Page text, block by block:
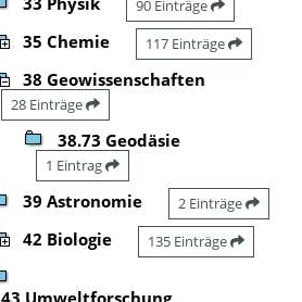
90 Einträge
35 Chemie 117 Einträge
38 Geowissenschaften
28 Einträge
38.73 Geodäsie
1 Eintrag
39 Astronomie 2 Einträge
42 Biologie 135 Einträge
43 Umweltforschung,